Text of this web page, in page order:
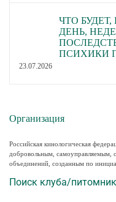
ЧТО
ДЕНЬ,
ПСИХИКИ
23.07.2026
Организация
Российская кинологическая
добровольным, самоуправляемым,
объединений, созданным по
Поиск клуба/